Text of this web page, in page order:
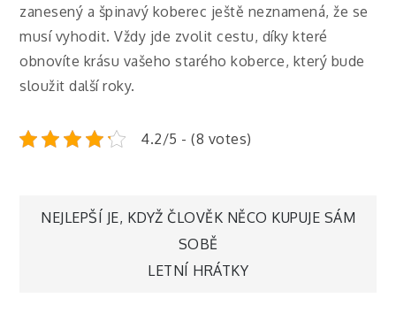
zanesený a špinavý koberec ještě neznamená, že se
musí vyhodit. Vždy jde zvolit cestu, díky které
obnovíte krásu vašeho starého koberce, který bude
sloužit další roky.
4.2/5 - (8 votes)
Navigace
NEJLEPŠÍ JE, KDYŽ ČLOVĚK NĚCO KUPUJE SÁM
SOBĚ
LETNÍ HRÁTKY